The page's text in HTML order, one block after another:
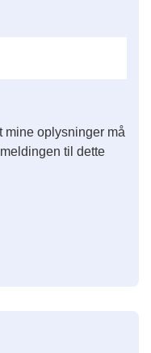
mine oplysninger må
til dette